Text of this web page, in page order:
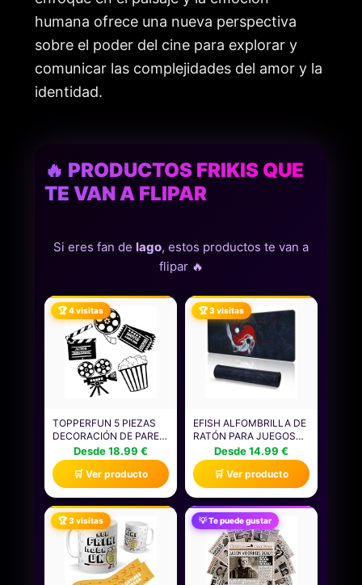
humana ofrece una nueva perspectiva
sobre el poder del cine para explorar y
comunicar las complejidades del amor y la
identidad.
🔥 PRODUCTOS FRIKIS QUE
TE VAN A FLIPAR
Si eres fan de lago, estos productos te van a
flipar 🔥
🏆 4 visitas
TOPPERFUN 5 PIEZAS
DECORACIÓN DE PARED
DE CINE EN CASA DE
METAL, LETREROS DE
PELÍCULA VINTAGE
PARA SALA
MULTIMEDIA,
DECORACIÓN TEMÁTICA
PARA HABITACIONES Y
FIESTAS
Desde 18.99 €
🛒 Ver producto
🏆 3 visitas
EFISH ALFOMBRILLA DE
RATÓN PARA JUEGOS
JAPONESA XXL DE 800
X 300 MM, GRANDE,
CON BORDES COSIDOS,
IMPERMEABLE,
ANTIDESLIZANTE, PARA
PC, MACBOOK Y
PORTÁTIL. MEJORA LA
PRECISIÓN Y LA
VELOCIDAD. (A4)
Desde 14.99 €
🛒 Ver producto
🏆 3 visitas 💡 Te puede gustar